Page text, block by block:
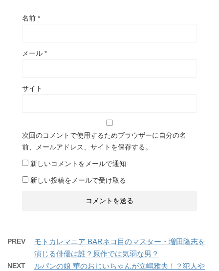
名前 *
メール *
サイト
次回のコメントで使用するためブラウザーに自分の名
前、メールアドレス、サイトを保存する。
新しいコメントをメールで通知
新しい投稿をメールで受け取る
PREV
モトカレマニア BARネコ目のマスター・増田隆志を
演じる俳優は誰？原作では気弱な男？
NEXT
ルパンの娘 華のおじいちゃんが立嶋雅夫！？犯人や